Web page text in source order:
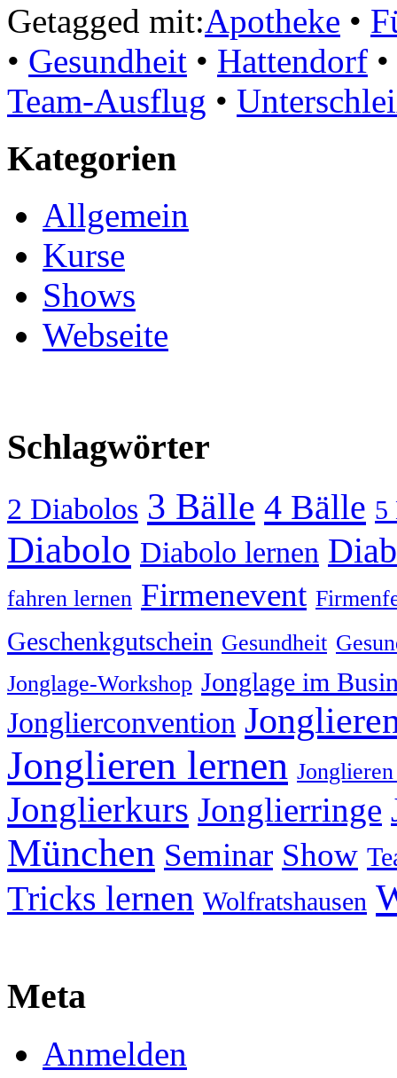
Getagged mit:Apotheke •
• Gesundheit • Hattendorf •
Team-Ausflug •
Kategorien
Allgemein
Kurse
Shows
Webseite
Schlagwörter
2 Diabolos 3 Bälle 4 Bälle 5
Diabolo Diabolo lernen
fahren lernen Firmenevent
Geschenkgutschein Gesundheit
Jonglage-Workshop Jonglage im
Jonglierconvention
Jonglieren lernen
Jonglierkurs Jonglierringe
München Seminar Show
Tricks lernen Wolfratshausen
Meta
Anmelden